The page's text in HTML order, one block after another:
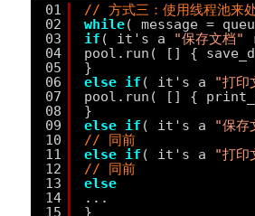
01
02
03
04
05
06
07
08
09
10
11
12
13
14
15
// 方式三：使用线程池来
while( message =
if ( it's a "保存文档"
pool.run( [] {
}
else if ( it's a "打印
pool.run( [] {
}
else if ( it's a "保存
// 同前
else if ( it's a "打印
// 同前
else
...
}